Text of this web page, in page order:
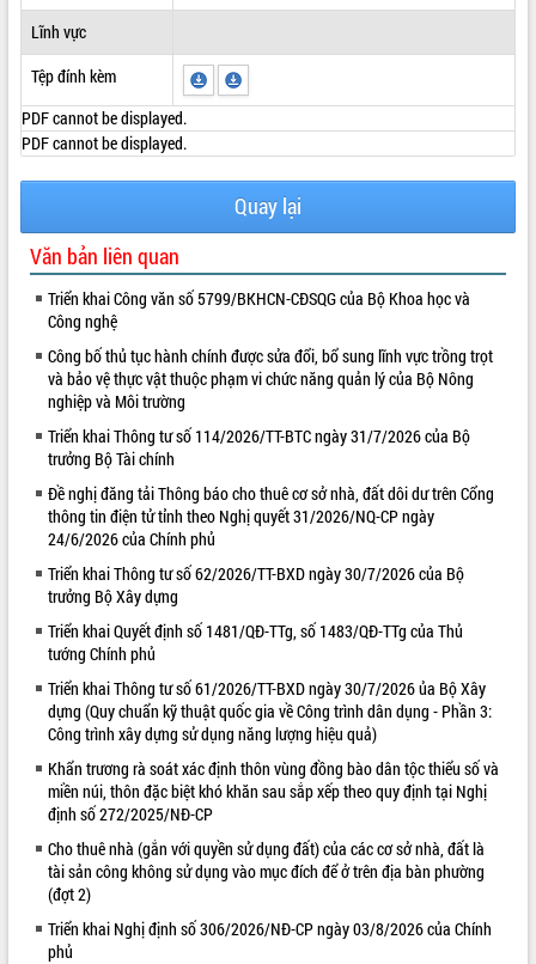
VIDEO
Loading the player...
Lễ truy tặng danh hiệu “Bà Mẹ Việt
Nam Anh hùng” và trao Huân chương
Lao động
UBND tỉnh Đắk Lắk triển khai nhiệm
vụ 6 tháng cuối năm 2026
Kỳ họp thứ Hai, Hội đồng nhân dân
tỉnh khóa XI quyết nghị nhiều nội dung
quan trọng
Bí thư Tỉnh ủy Lương Nguyễn Minh
Triết thăm, tặng quà người có công với
cách mạng
Rà soát, hoàn thiện hệ thống thiết chế
văn hóa, thể thao đáp ứng yêu cầu
phát triển mới
Thường trực HĐND tỉnh Đắk Lắk gặp
mặt Đoàn chuyên gia y tế TP. Hồ Chí
Minh
Lễ truy điệu và an táng hài cốt liệt sĩ
tại Nghĩa trang Liệt sĩ xã Sơn Hòa
ALBUM ẢNH
LIÊN KẾT WEB
Lĩnh vực
Tệp đính kèm
PDF cannot be displayed.
PDF cannot be displayed.
Quay lại
Văn bản liên quan
Triển khai Công văn số 5799/BKHCN-CĐSQG của Bộ Khoa học và
Công nghệ
Công bố thủ tục hành chính được sửa đổi, bổ sung lĩnh vực trồng trọt
và bảo vệ thực vật thuộc phạm vi chức năng quản lý của Bộ Nông
nghiệp và Môi trường
Triển khai Thông tư số 114/2026/TT-BTC ngày 31/7/2026 của Bộ
trưởng Bộ Tài chính
Đề nghị đăng tải Thông báo cho thuê cơ sở nhà, đất dôi dư trên Cổng
thông tin điện tử tỉnh theo Nghị quyết 31/2026/NQ-CP ngày
24/6/2026 của Chính phủ
Triển khai Thông tư số 62/2026/TT-BXD ngày 30/7/2026 của Bộ
trưởng Bộ Xây dựng
Triển khai Quyết định số 1481/QĐ-TTg, số 1483/QĐ-TTg của Thủ
tướng Chính phủ
Triển khai Thông tư số 61/2026/TT-BXD ngày 30/7/2026 ủa Bộ Xây
dựng (Quy chuẩn kỹ thuật quốc gia về Công trình dân dụng - Phần 3:
Công trình xây dựng sử dụng năng lượng hiệu quả)
Khẩn trương rà soát xác định thôn vùng đồng bào dân tộc thiểu số và
miền núi, thôn đặc biệt khó khăn sau sắp xếp theo quy định tại Nghị
định số 272/2025/NĐ-CP
Cho thuê nhà (gắn với quyền sử dụng đất) của các cơ sở nhà, đất là
tài sản công không sử dụng vào mục đích để ở trên địa bàn phường
(đợt 2)
Triển khai Nghị định số 306/2026/NĐ-CP ngày 03/8/2026 của Chính
phủ